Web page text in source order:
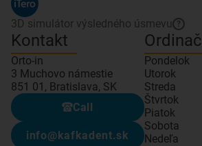
3D simulátor výsledného úsmevu ?
Kontakt
Orto-in
3 Muchovo námestie
851 01, Bratislava, SK
Call
info@kafkadent.sk
Pondelok
Utorok
Streda
Štvrtok
Piatok
Sobota
Nedeľa